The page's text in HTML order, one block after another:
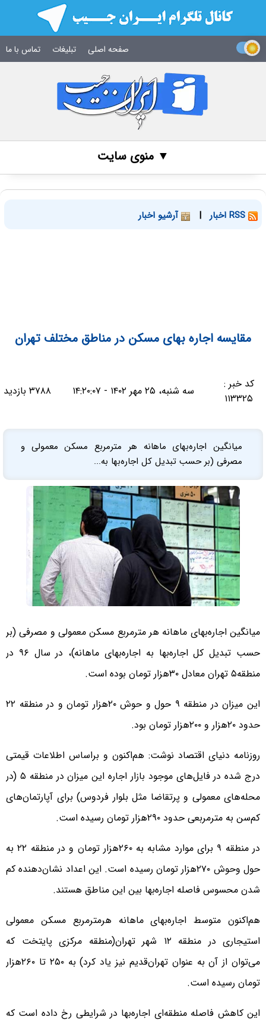
صفحه اصلی تبلیغات تماس با ما
▼ منوی سایت
| آرشیو اخبار
مقایسه اجاره بهای مسکن در مناطق مختلف تهران
کد خبر :
۱۱۳۳۲۵
سه شنبه، ۲۵ مهر ۱۴۰۲ - ۱۴:۲۰:۰۷ ۳۷۸۸ بازدید
میانگین اجاره‌بهای ماهانه هر مترمربع مسکن معمولی و
مصرفی (بر حسب تبدیل کل اجاره‌بها به...
میانگین اجاره‌بهای ماهانه هر مترمربع مسکن معمولی و مصرفی (بر
حسب تبدیل کل اجاره‌بها به اجاره‌بهای ماهانه)، در سال ۹۶ در
منطقه۵ تهران معادل ۳۰‌هزار تومان بوده است.
این میزان در منطقه ۹ حول و حوش ۲۰‌هزار تومان و در منطقه ۲۲
حدود ۲۰‌هزار و ۲۰۰‌هزار تومان بود.
روزنامه دنیای اقتصاد نوشت: هم‌اکنون و براساس اطلاعات قیمتی
درج شده در فایل‌های موجود بازار اجاره این میزان در منطقه ۵ (در
محله‌های معمولی و پرتقاضا مثل بلوار فردوس) برای آپارتمان‌های
کم‌سن به مترمربعی حدود ۲۹۰‌هزار تومان رسیده است.
در منطقه ۹ برای موارد مشابه به ۲۶۰‌هزار تومان و در منطقه ۲۲ به
حول وحوش ۲۷۰‌هزار تومان رسیده است. این اعداد نشان‌دهنده کم
شدن محسوس فاصله اجاره‌بها بین این مناطق هستند.
هم‌اکنون متوسط اجاره‌بهای ماهانه هرمترمربع مسکن معمولی
استیجاری در منطقه ۱۲ شهر تهران(منطقه مرکزی پایتخت که
می‌توان از آن به عنوان تهران‌قدیم نیز یاد کرد) به ۲۵۰ تا ۲۶۰‌هزار
تومان رسیده است.
این کاهش فاصله منطقه‌ای اجاره‌بها در شرایطی رخ داده است که